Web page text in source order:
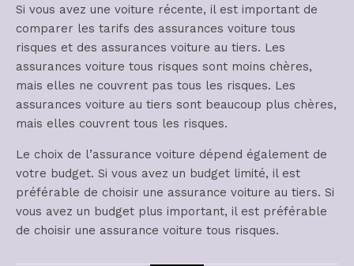
Si vous avez une voiture récente, il est important de
comparer les tarifs des assurances voiture tous
risques et des assurances voiture au tiers. Les
assurances voiture tous risques sont moins chères,
mais elles ne couvrent pas tous les risques. Les
assurances voiture au tiers sont beaucoup plus chères,
mais elles couvrent tous les risques.
Le choix de l’assurance voiture dépend également de
votre budget. Si vous avez un budget limité, il est
préférable de choisir une assurance voiture au tiers. Si
vous avez un budget plus important, il est préférable
de choisir une assurance voiture tous risques.